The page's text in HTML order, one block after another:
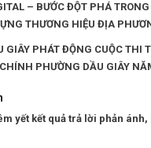
– BƯỚC ĐỘT PHÁ
THƯƠNG HIỆU ĐỊA
GIÂY PHÁT ĐỘNG CUỘC THI
PHƯỜNG DẦU GIÂY
yết kết quả trả lời phản